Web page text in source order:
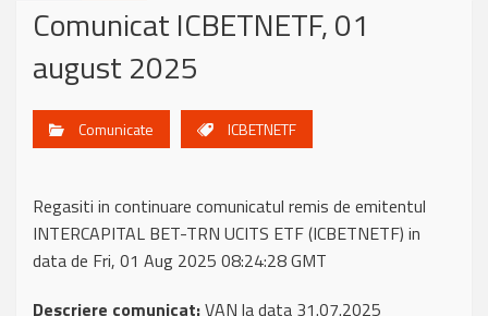
Comunicat ICBETNETF, 01
august 2025
Comunicate ICBETNETF
Regasiti in continuare comunicatul remis de emitentul
INTERCAPITAL BET-TRN UCITS ETF (ICBETNETF) in
data de Fri, 01 Aug 2025 08:24:28 GMT
Descriere comunicat:VAN la data 31.07.2025